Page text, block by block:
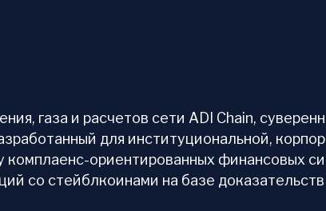
газа и расчетов сети ADI Chain,
для институциональной,
ориентированных финансовых
со стейблкоинами на базе